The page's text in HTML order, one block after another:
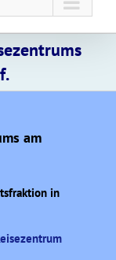
am
in